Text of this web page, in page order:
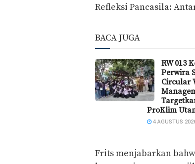
​Refleksi Pancasila:
BACA JUGA
RW 013
Perwira
Circular
ProKlim
4 AGUSTUS
​Frits menjabarkan